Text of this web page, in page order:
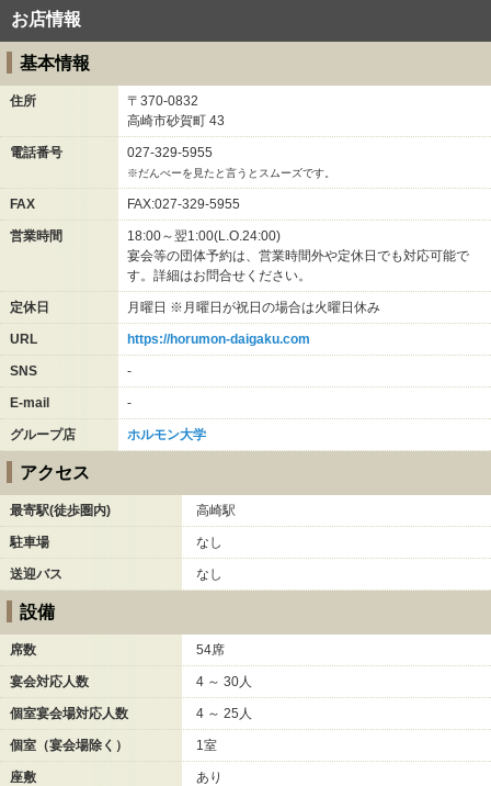
お店情報
基本情報
住所
〒370-0832
高崎市砂賀町 43
電話番号 027-329-5955
※だんべーを見たと言うとスムーズです。
FAX FAX:027-329-5955
営業時間
18:00～翌1:00(L.O.24:00)
宴会等の団体予約は、営業時間外や定休日でも対応可能で
す。詳細はお問合せください。
定休日 月曜日 ※月曜日が祝日の場合は火曜日休み
URL https://horumon-daigaku.com
SNS -
E-mail -
グループ店 ホルモン大学
アクセス
最寄駅(徒歩圏内) 高崎駅
駐車場 なし
送迎バス なし
設備
席数 54席
宴会対応人数 4 ～ 30人
個室宴会場対応人数 4 ～ 25人
個室（宴会場除く） 1室
座敷 あり